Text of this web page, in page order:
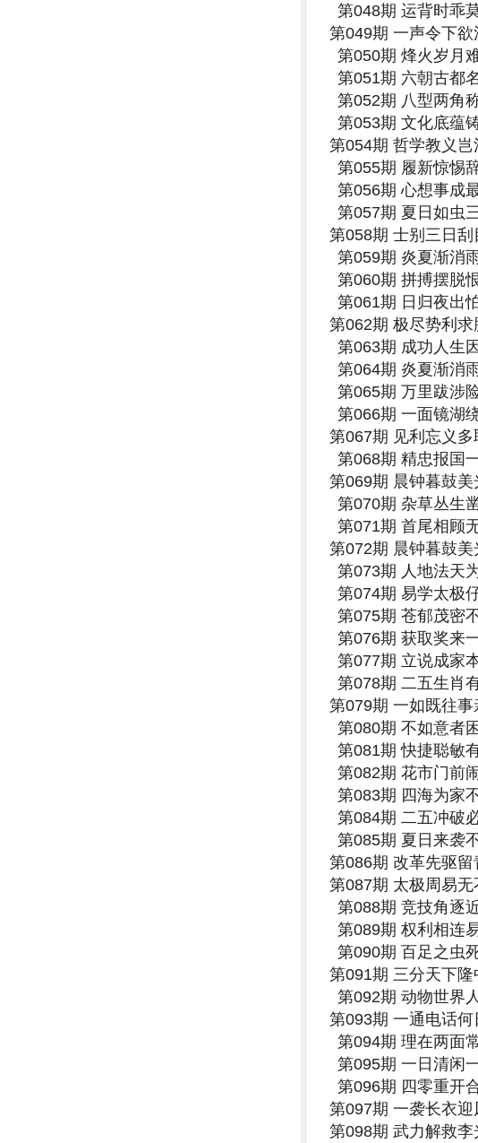
第048期 运背时乖
第049期 一声令下欲
第050期 烽火岁月
第051期 六朝古都
第052期 八型两角
第053期 文化底蕴
第054期 哲学教义岂
第055期 履新惊惕
第056期 心想事成
第057期 夏日如虫
第058期 士别三日刮
第059期 炎夏渐消
第060期 拼搏摆脱
第061期 日归夜出
第062期 极尽势利求
第063期 成功人生
第064期 炎夏渐消
第065期 万里跋涉
第066期 一面镜湖
第067期 见利忘义多
第068期 精忠报国
第069期 晨钟暮鼓
第070期 杂草丛生
第071期 首尾相顾
第072期 晨钟暮鼓
第073期 人地法天
第074期 易学太极
第075期 苍郁茂密
第076期 获取奖来
第077期 立说成家
第078期 二五生肖
第079期 一如既往事
第080期 不如意者
第081期 快捷聪敏
第082期 花市门前
第083期 四海为家
第084期 二五冲破
第085期 夏日来袭
第086期 改革先驱留
第087期 太极周易无
第088期 竞技角逐
第089期 权利相连
第090期 百足之虫
第091期 三分天下隆
第092期 动物世界
第093期 一通电话何
第094期 理在两面
第095期 一日清闲
第096期 四零重开
第097期 一袭长衣迎
第098期 武力解救李